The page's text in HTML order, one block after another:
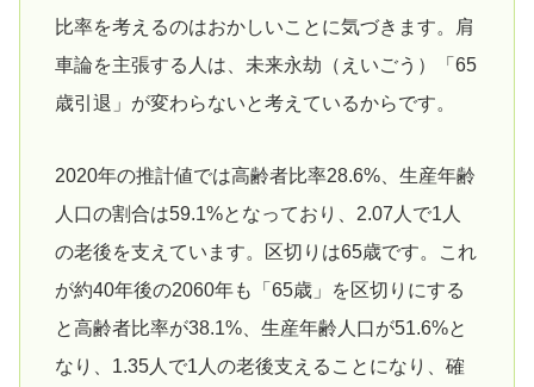
比率を考えるのはおかしいことに気づきます。肩
車論を主張する人は、未来永劫（えいごう）「65
歳引退」が変わらないと考えているからです。
2020年の推計値では高齢者比率28.6%、生産年齢
人口の割合は59.1%となっており、2.07人で1人
の老後を支えています。区切りは65歳です。これ
が約40年後の2060年も「65歳」を区切りにする
と高齢者比率が38.1%、生産年齢人口が51.6%と
なり、1.35人で1人の老後支えることになり、確